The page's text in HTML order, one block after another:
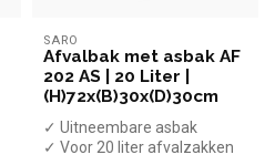
SARO
Afvalbak met asbak AF
202 AS | 20 Liter |
(H)72x(B)30x(D)30cm
✓ Uitneembare asbak
✓ Voor 20 liter afvalzakken